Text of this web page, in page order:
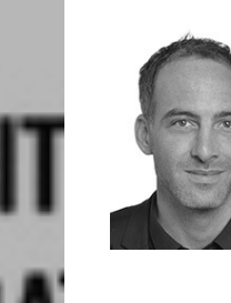
Thèmes
Anciens
numéros
Les
des